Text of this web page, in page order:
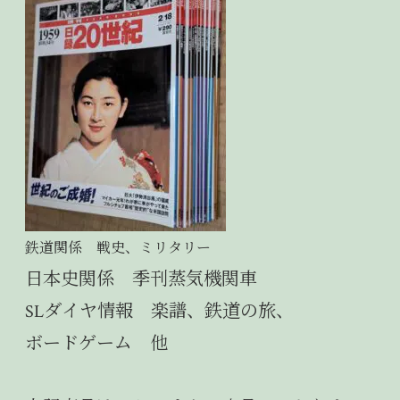
鉄道関係 戦史、ミリタリー
日本史関係 季刊蒸気機関車
SLダイヤ情報 楽譜、鉄道の旅、
ボードゲーム 他